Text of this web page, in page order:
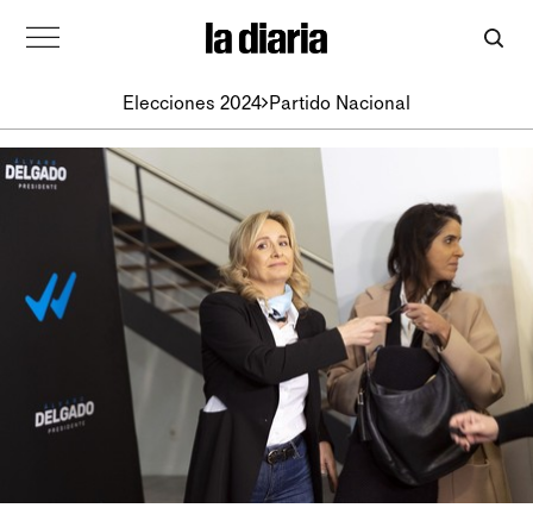
Elecciones 2024 Partido Nacional